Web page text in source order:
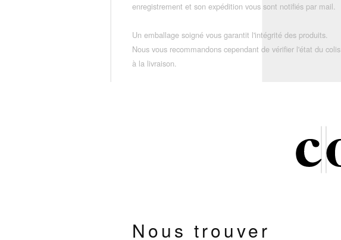
enregistrement et son expédition vous sont notifiés par mail.
Un emballage soigné vous garantit l'intégrité des produits.
Nous vous recommandons cependant de vérifier l'état du colis
à la livraison.
Nous trouver